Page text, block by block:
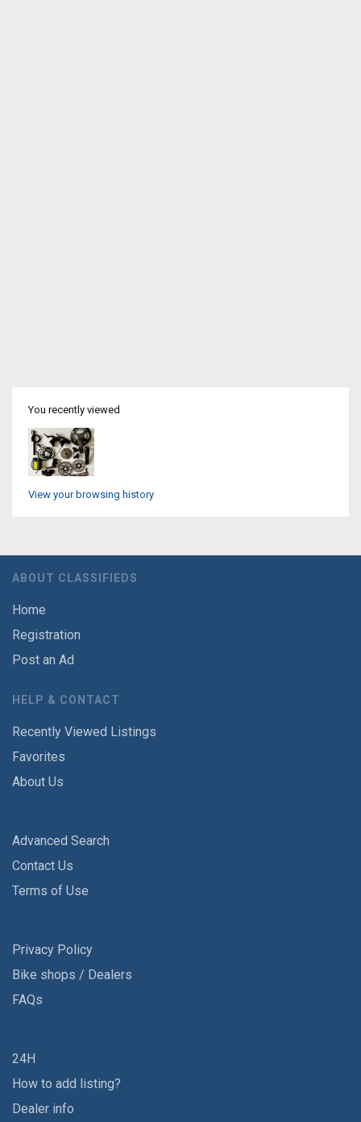
You recently viewed
View your browsing history
ABOUT CLASSIFIEDS
Home
Registration
Post an Ad
HELP & CONTACT
Recently Viewed Listings
Favorites
About Us
Advanced Search
Contact Us
Terms of Use
Privacy Policy
Bike shops / Dealers
FAQs
24H
How to add listing?
Dealer info